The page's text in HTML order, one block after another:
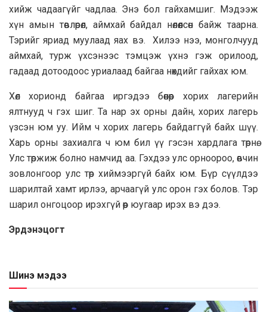
хийж чадаагүйг чадлаа. Энэ бол гайхамшиг. Мэдээж
хүн амын төвлөрөл, аймхай байдал нөлөөлсөн байж таарна.
Тэрийг яриад муулаад яах вэ. Хилээ нээ, монголчууд
аймхай, турж үхсэнээс тэмцэж үхнэ гэж орилоод,
гадаад дотоодоос уриалаад байгаа нөхдийг гайхах юм.
Хөл хорионд байгаа иргэдээ бөөнөөр хорих лагерийн
ялтнууд ч гэх шиг. Та нар эх орны дайн, хорих лагерь
үзсэн юм уу. Ийм ч хорих лагерь байдаггүй байх шүү.
Харь орны захиалга ч юм бил үү гэсэн хардлага төрнө.
Улс төржиж болно намчид аа. Гэхдээ улс орноороо, өвчин
зовлонгоор улс төр хиймээргүй байх юм. Бүр сүүлдээ
шарилтай хамт ирлээ, арчаагүй улс орон гэх болов. Тэр
шарил онгоцоор ирэхгүй өөр юугаар ирэх вэ дээ.
Эрдэнэцогт
Шинэ мэдээ